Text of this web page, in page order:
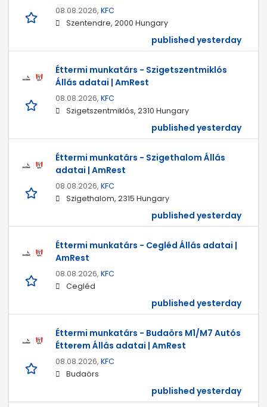
08.08.2026, KFC
Szentendre, 2000 Hungary
published yesterday
Éttermi munkatárs - Szigetszentmiklós
Állás adatai | AmRest
08.08.2026, KFC
Szigetszentmiklós, 2310 Hungary
published yesterday
Éttermi munkatárs - Szigethalom Állás
adatai | AmRest
08.08.2026, KFC
Szigethalom, 2315 Hungary
published yesterday
Éttermi munkatárs - Cegléd Állás adatai |
AmRest
08.08.2026, KFC
Cegléd
published yesterday
Éttermi munkatárs - Budaörs M1/M7 Autós
Étterem Állás adatai | AmRest
08.08.2026, KFC
Budaörs
published yesterday